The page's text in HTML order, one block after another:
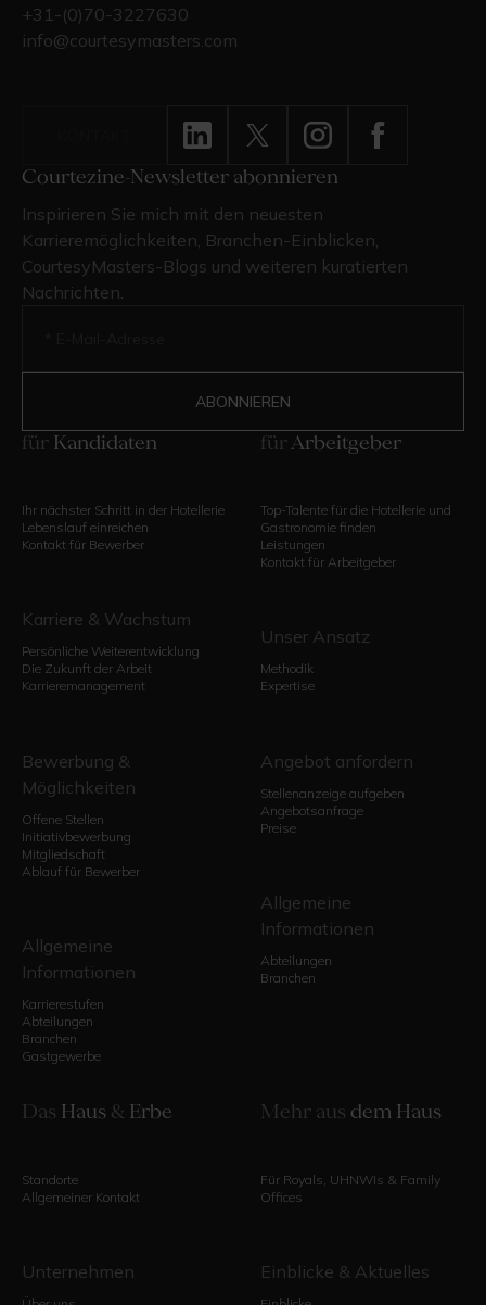
+31-(0)70-3227630
info@courtesymasters.com
Courtezine-Newsletter abonnieren
Inspirieren Sie mich mit den neuesten
Karrieremöglichkeiten, Branchen-Einblicken,
CourtesyMasters-Blogs und weiteren kuratierten
Nachrichten.
für Kandidaten
Ihr nächster Schritt in der Hotellerie
Lebenslauf einreichen
Kontakt für Bewerber
Karriere & Wachstum
Persönliche Weiterentwicklung
Die Zukunft der Arbeit
Karrieremanagement
Bewerbung &
Möglichkeiten
Offene Stellen
Initiativbewerbung
Mitgliedschaft
Ablauf für Bewerber
Allgemeine
Informationen
Karrierestufen
Abteilungen
Branchen
Gastgewerbe
fürArbeitgeber
Top-Talente für die Hotellerie und
Gastronomie finden
Leistungen
Kontakt für Arbeitgeber
Unser Ansatz
Methodik
Expertise
Angebot anfordern
Stellenanzeige aufgeben
Angebotsanfrage
Preise
Allgemeine
Informationen
Abteilungen
Branchen
Das Haus & Erbe
Standorte
Allgemeiner Kontakt
Unternehmen
Mehr aus dem Haus
Für Royals, UHNWIs & Family
Offices
Einblicke & Aktuelles